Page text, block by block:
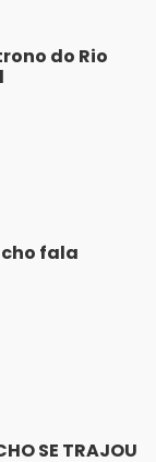
do Rio
fala
SE TRAJOU